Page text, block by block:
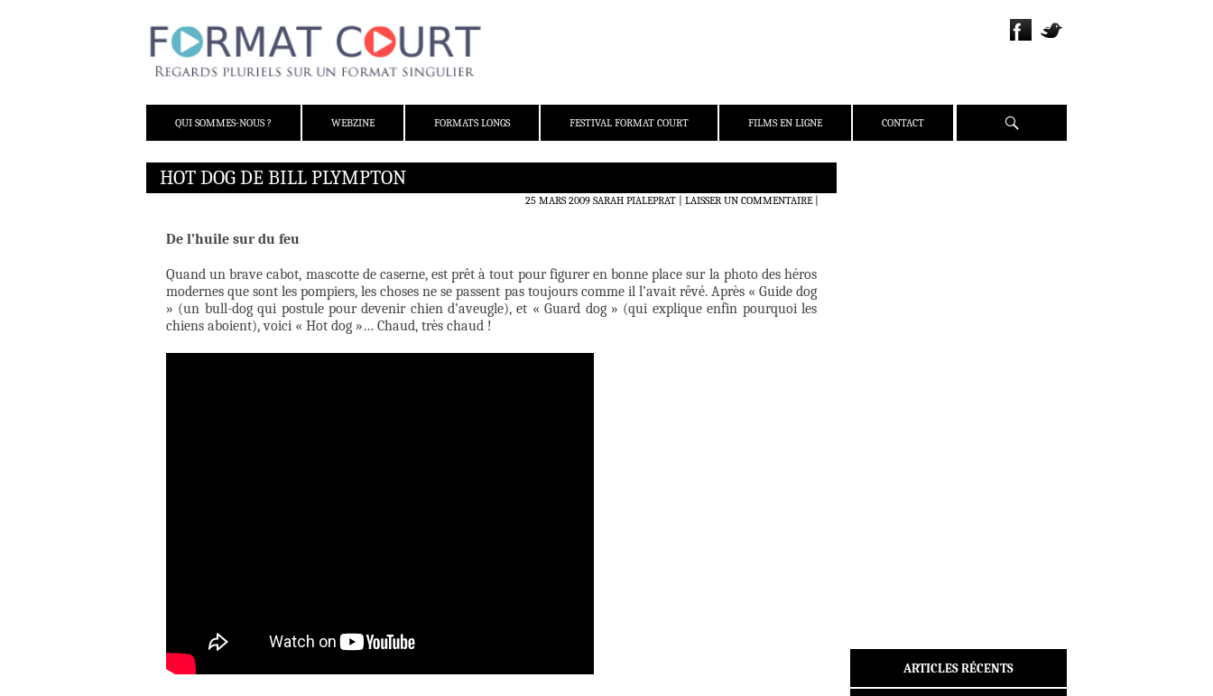
QUI SOMMES-NOUS ?
WEBZINE FORMATS LONGS FESTIVAL FORMAT COURT FILMS EN LIGNE CONTACT Recherche
HOT DOG DE BILL PLYMPTON
25 MARS 2009 SARAH PIALEPRAT LAISSER UN COMMENTAIRE|
De l’huile sur du feu
Quand un brave cabot, mascotte de caserne, est prêt à tout pour figurer en bonne place sur la photo des héros
modernes que sont les pompiers, les choses ne se passent pas toujours comme il l’avait rêvé. Après « Guide dog
» (un bull-dog qui postule pour devenir chien d’aveugle), et « Guard dog » (qui explique enfin pourquoi les
chiens aboient), voici « Hot dog »… Chaud, très chaud !
ARTICLES RÉCENTS